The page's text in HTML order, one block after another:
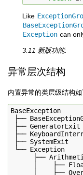
Like
Exception can
3.11 新版功能.
异常层次结构
内置异常的类层级结构如
BaseException
├──
├── GeneratorExit
├──
├── SystemExit
└── Exception
├──
│    ├──
│    ├──